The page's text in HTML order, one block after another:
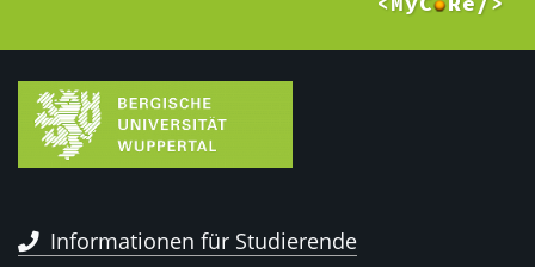
Informationen für Studierende